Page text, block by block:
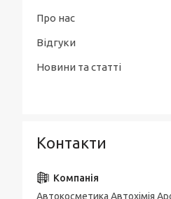
Про нас
Відгуки
Новини та статті
Контакти
Автокосметика Автохімія